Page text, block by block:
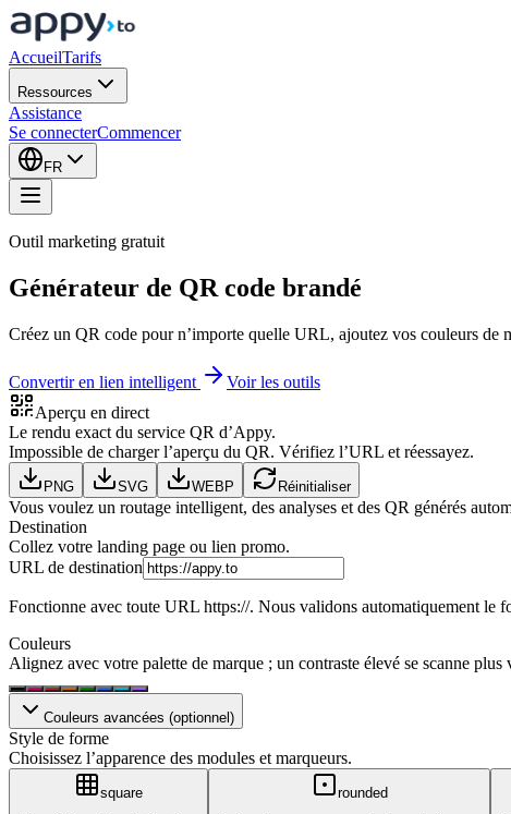
AccueilTarifs
Ressources
Assistance
Se connecterCommencer
FR
Outil marketing gratuit
Générateur de QR code brandé
Créez un QR code pour n’importe quelle URL, ajoutez vos couleurs
Convertir en lien intelligent
Voir les outils
Aperçu en direct
Le rendu exact du service QR d’Appy.
Impossible de charger l’aperçu du QR. Vérifiez l’URL et réessayez.
PNG SVG WEBP Réinitialiser
Vous voulez un routage intelligent, des analyses et des QR générés
Destination
Collez votre landing page ou lien promo.
URL de destination
Fonctionne avec toute URL https://. Nous validons automatiquement le
Couleurs
Alignez avec votre palette de marque ; un contraste élevé se scanne plus
Couleurs avancées (optionnel)
Style de forme
Choisissez l’apparence des modules et marqueurs.
square
rounded